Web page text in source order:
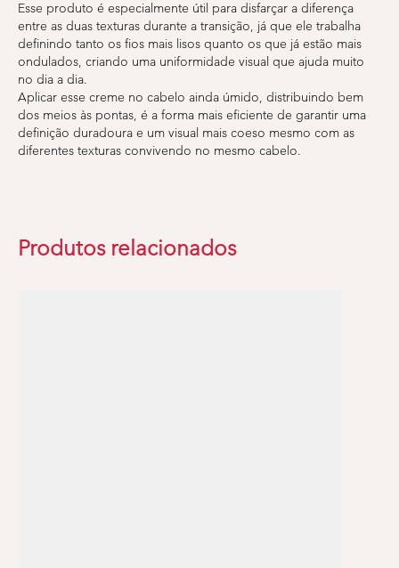
Esse produto é especialmente útil para disfarçar a diferença
entre as duas texturas durante a transição, já que ele trabalha
definindo tanto os fios mais lisos quanto os que já estão mais
ondulados, criando uma uniformidade visual que ajuda muito
no dia a dia.
Aplicar esse creme no cabelo ainda úmido, distribuindo bem
dos meios às pontas, é a forma mais eficiente de garantir uma
definição duradoura e um visual mais coeso mesmo com as
diferentes texturas convivendo no mesmo cabelo.
Produtos relacionados